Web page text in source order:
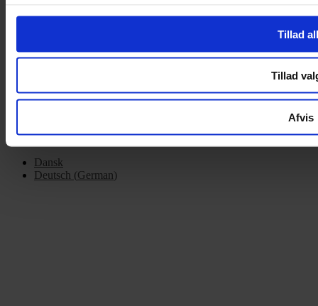
Tillad
Tillad
Afvis
Mandag – Fredag 10:00 – 17:30
Copyright © 2022.
Dansk
Deutsch (German)